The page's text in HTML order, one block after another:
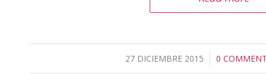
27 DICIEMBRE 2015
/ 0 /